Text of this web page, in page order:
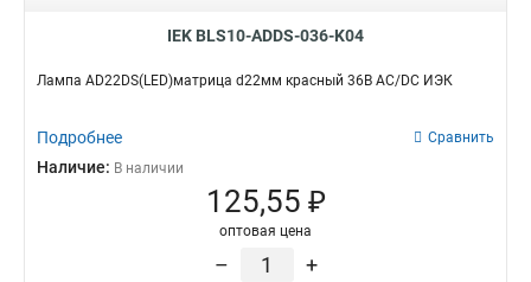
IEK BLS10-ADDS-036-K04
Лампа AD22DS(LED)матрица d22мм красный 36В AC/DC ИЭК
Подробнее Сравнить
Наличие: В наличии
125,55 ₽
оптовая цена
– +